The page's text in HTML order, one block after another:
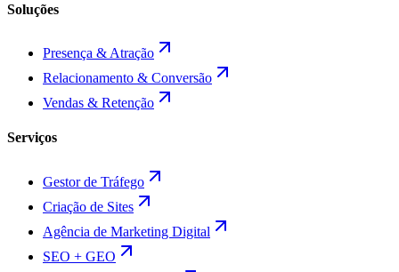
Soluções
Presença & Atração
Relacionamento & Conversão
Vendas & Retenção
Serviços
Gestor de Tráfego
Criação de Sites
Agência de Marketing Digital
SEO + GEO